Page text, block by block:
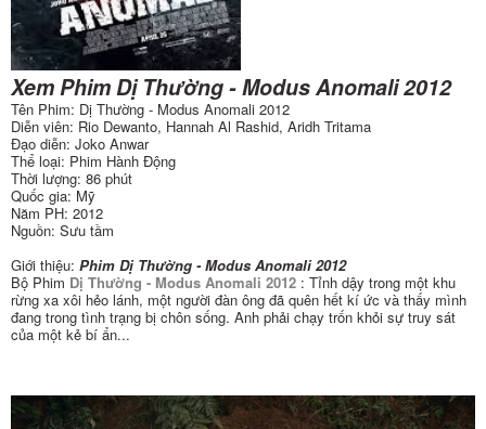
Xem Phim Dị Thường - Modus Anomali 2012
Tên Phim: Dị Thường - Modus Anomali 2012
Diễn viên: Rio Dewanto, Hannah Al Rashid, Aridh Tritama
Đạo diễn: Joko Anwar
Thể loại: Phim Hành Động
Thời lượng: 86 phút
Quốc gia: Mỹ
Năm PH: 2012
Nguồn: Sưu tầm
Giới thiệu: Phim Dị Thường - Modus Anomali 2012
Bộ Phim Dị Thường - Modus Anomali 2012 : Tỉnh dậy trong một khu
rừng xa xôi hẻo lánh, một người đàn ông đã quên hết kí ức và thấy mình
đang trong tình trạng bị chôn sống. Anh phải chạy trốn khỏi sự truy sát
của một kẻ bí ẩn...